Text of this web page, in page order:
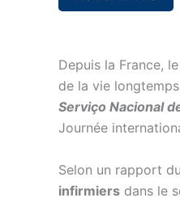
Depuis la France,
de la vie
Serviço Nacional
Journée
Selon un rapport du
infirmiers dans le